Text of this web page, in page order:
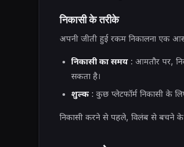
निकासी के तरीके
अपनी जीती हुई रकम निकालना एक
निकासी का समय: आमतौर पर,
सकता है।
शुल्क: कुछ प्लेटफॉर्म निकासी के
निकासी करने से पहले, विलंब से बचने के